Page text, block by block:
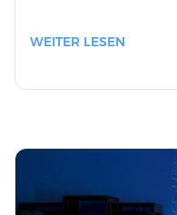
WEITER LESEN